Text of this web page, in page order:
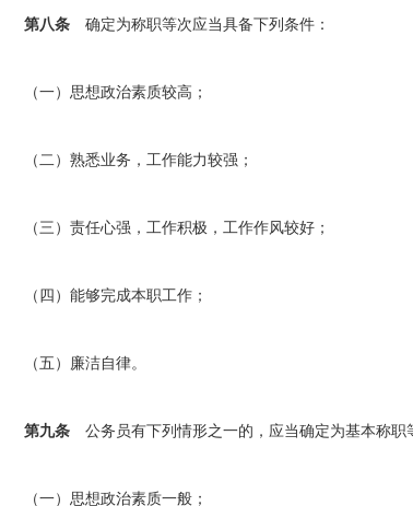
第八条确定为称职等次应当具备下列条件：
（一）思想政治素质较高；
（二）熟悉业务，工作能力较强；
（三）责任心强，工作积极，工作作风较好；
（四）能够完成本职工作；
（五）廉洁自律。
第九条公务员有下列情形之一的，应当确定为基本称职
（一）思想政治素质一般；